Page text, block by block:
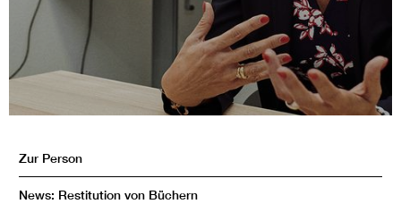
Zur Person
News: Restitution von Büchern